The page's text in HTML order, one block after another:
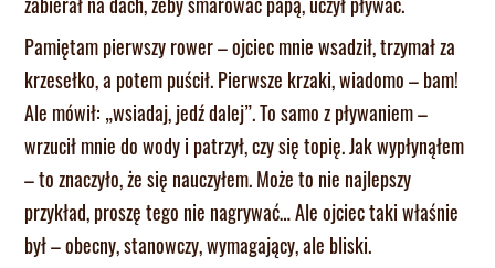
Pamiętam pierwszy rower – ojciec mnie wsadził, trzymał za
krzesełko, a potem puścił. Pierwsze krzaki, wiadomo – bam!
Ale mówił: „wsiadaj, jedź dalej”. To samo z pływaniem –
wrzucił mnie do wody i patrzył, czy się topię. Jak wypłynąłem
– to znaczyło, że się nauczyłem. Może to nie najlepszy
przykład, proszę tego nie nagrywać… Ale ojciec taki właśnie
był – obecny, stanowczy, wymagający, ale bliski.